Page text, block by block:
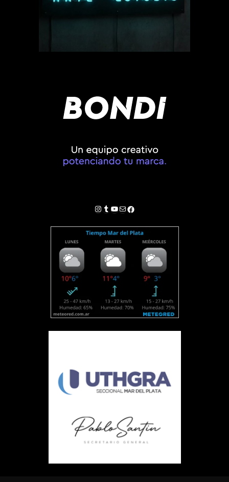
Instagram
Tumblr
YouTube
Correo electrónico
Facebook